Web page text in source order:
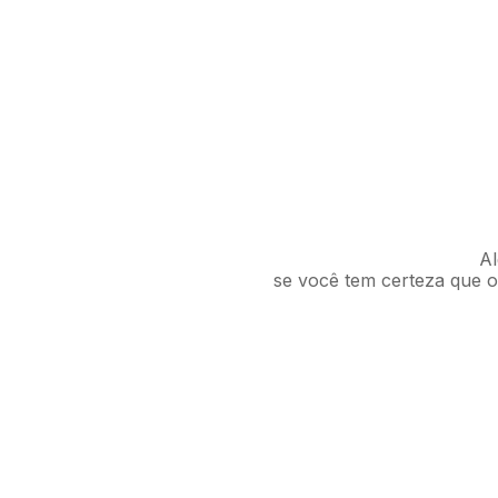
se você tem certeza que